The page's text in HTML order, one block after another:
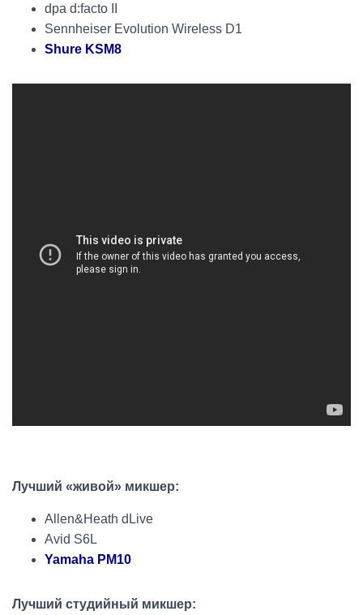
dpa d:facto II
Sennheiser Evolution Wireless D1
Shure KSM8
Лучший «живой» микшер:
Allen&Heath dLive
Avid S6L
Yamaha PM10
Лучший студийный микшер: